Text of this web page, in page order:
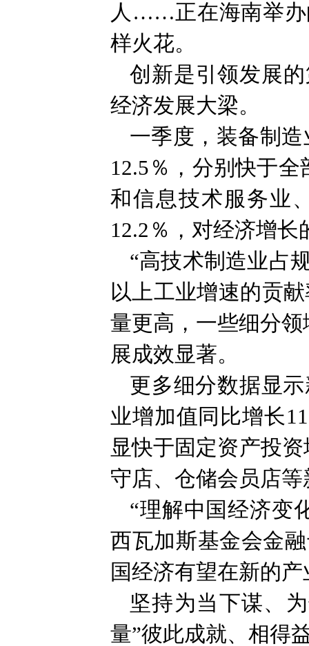
人……正在海南举办
样火花。
创新是引领发展
经济发展大梁。
一季度，装备制
12.5％，分别快于
和信息技术服务业
12.2％，对经济增
“高技术制造业占
以上工业增速的贡
量更高，一些细分领
展成效显著。
更多细分数据显
业增加值同比增长
显快于固定资产投
守店、仓储会员店
“理解中国经济变
西瓦加斯基金会金
国经济有望在新的
坚持为当下谋、
量”彼此成就、相得